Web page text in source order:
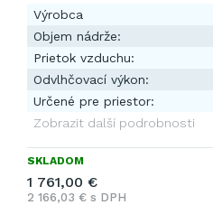
Výrobca
Objem nádrže:
Prietok vzduchu:
Odvlhčovací výkon:
Určené pre priestor:
Zobrazit další podrobnosti
SKLADOM
1 761,00 €
2 166,03 € s DPH